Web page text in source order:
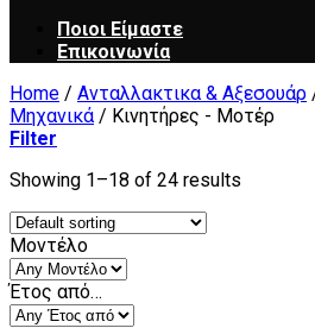
Ποιοι Είμαστε
Επικοινωνία
Home / Ανταλλακτικα & Αξεσουάρ
Μηχανικά / Κινητήρες - Μοτέρ
Filter
Showing 1–18 of 24 results
Μοντέλο
Έτος από…